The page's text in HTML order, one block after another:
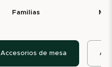
Familias
Accesorios de mesa